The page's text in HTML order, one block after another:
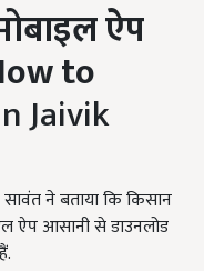
ऐप
to
Jaivik
ने बताया कि किसान
ऐप आसानी से डाउनलोड